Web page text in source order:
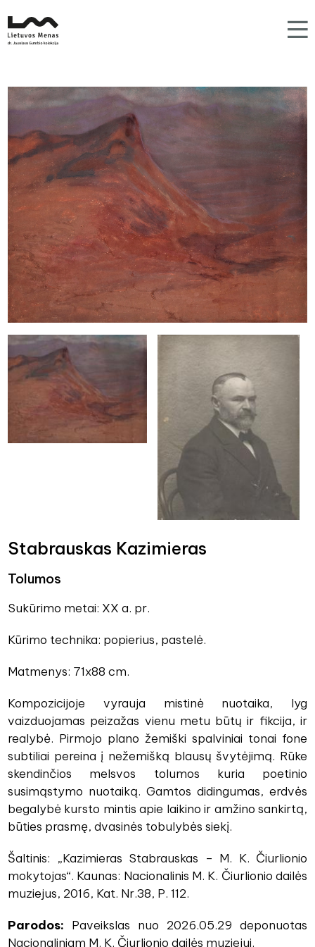
Stabrauskas Kazimieras
Tolumos
Sukūrimo metai: XX a. pr.
Kūrimo technika: popierius, pastelė.
Matmenys: 71x88 cm.
Kompozicijoje vyrauja mistinė nuotaika, lyg
vaizduojamas peizažas vienu metu būtų ir fikcija, ir
realybė. Pirmojo plano žemiški spalviniai tonai fone
subtiliai pereina į nežemišką blausų švytėjimą. Rūke
skendinčios melsvos tolumos kuria poetinio
susimąstymo nuotaiką. Gamtos didingumas, erdvės
begalybė kursto mintis apie laikino ir amžino sankirtą,
būties prasmę, dvasinės tobulybės siekį.
Šaltinis: „Kazimieras Stabrauskas – M. K. Čiurlionio
mokytojas“. Kaunas: Nacionalinis M. K. Čiurlionio dailės
muziejus, 2016, Kat. Nr.38, P. 112.
Parodos: Paveikslas nuo 2026.05.29 deponuotas
Nacionaliniam M. K. Čiurlionio dailės muziejui.